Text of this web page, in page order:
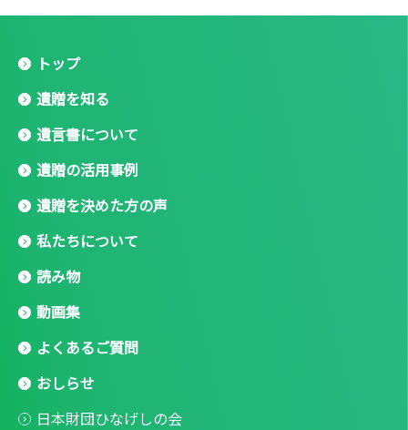
トップ
遺贈を知る
遺言書について
遺贈の活用事例
遺贈を決めた方の声
私たちについて
読み物
動画集
よくあるご質問
おしらせ
日本財団ひなげしの会